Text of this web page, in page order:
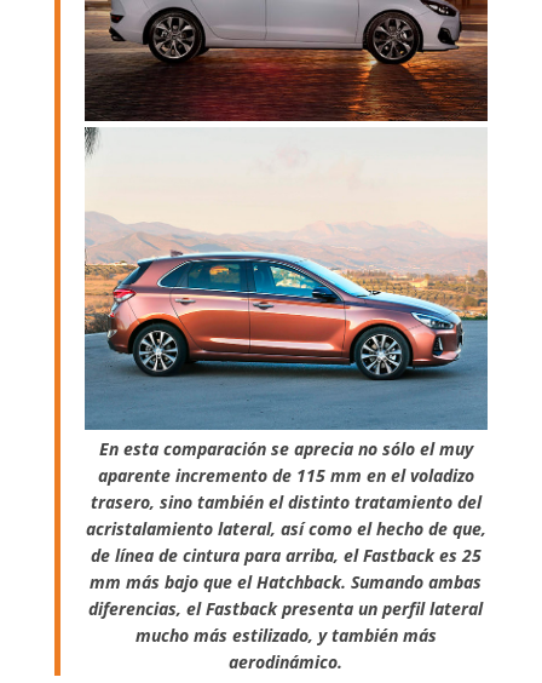
En esta comparación se aprecia no sólo el muy
aparente incremento de 115 mm en el voladizo
trasero, sino también el distinto tratamiento del
acristalamiento lateral, así como el hecho de que,
de línea de cintura para arriba, el Fastback es 25
mm más bajo que el Hatchback. Sumando ambas
diferencias, el Fastback presenta un perfil lateral
mucho más estilizado, y también más
aerodinámico.